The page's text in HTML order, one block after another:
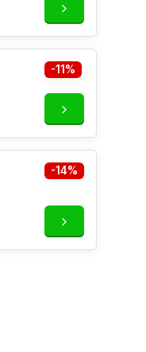
-11%
-14%